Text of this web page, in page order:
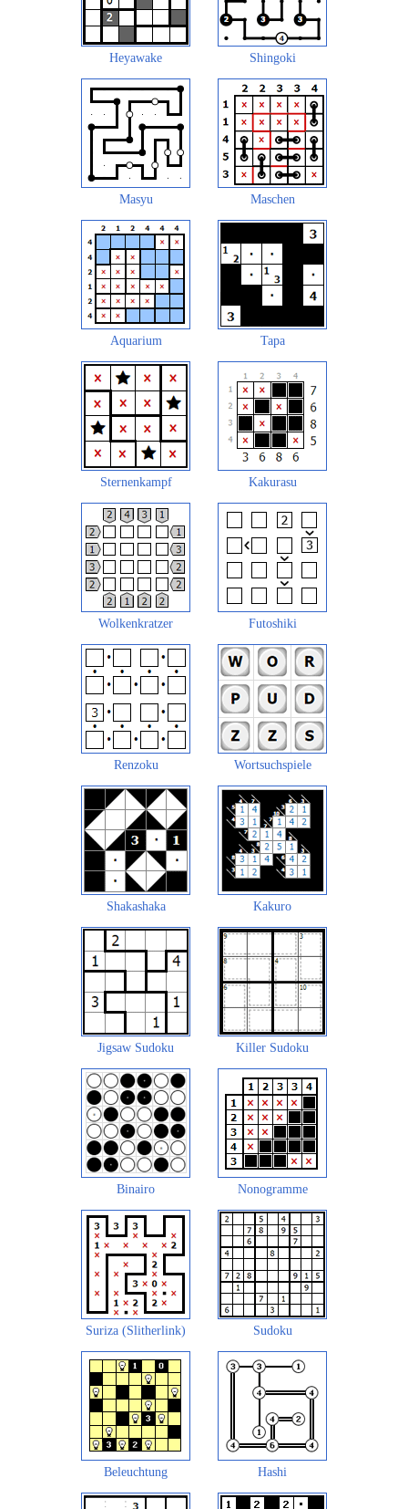
Heyawake Shingoki
Masyu Maschen
Aquarium Tapa
Sternenkampf Kakurasu
Wolkenkratzer Futoshiki
Renzoku Wortsuchspiele
Shakashaka Kakuro
Jigsaw Sudoku Killer Sudoku
Binairo Nonogramme
Suriza (Slitherlink) Sudoku
Beleuchtung Hashi